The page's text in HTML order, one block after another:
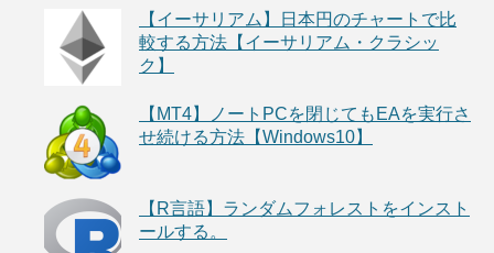
【イーサリアム】日本円のチャートで比
較する方法【イーサリアム・クラシッ
ク】
【MT4】ノートPCを閉じてもEAを実行さ
せ続ける方法【Windows10】
【R言語】ランダムフォレストをインスト
ールする。